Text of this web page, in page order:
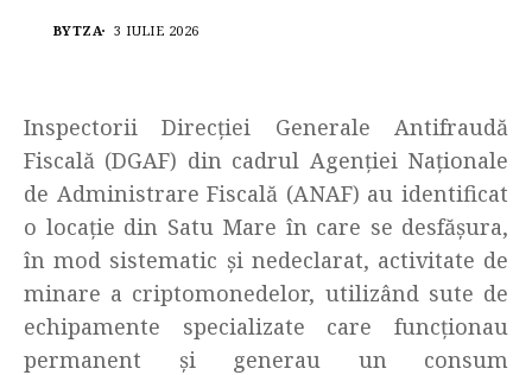
BYTZA 3 IULIE 2026
Inspectorii Direcției Generale Antifraudă
Fiscală (DGAF) din cadrul Agenției Naționale
de Administrare Fiscală (ANAF) au identificat
o locație din Satu Mare în care se desfășura,
în mod sistematic și nedeclarat, activitate de
minare a criptomonedelor, utilizând sute de
echipamente specializate care funcționau
permanent și generau un consum